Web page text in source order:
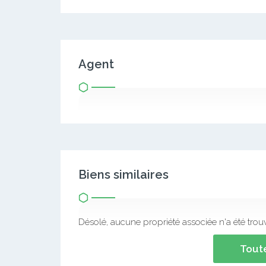
Agent
Biens similaires
Désolé, aucune propriété associée n'a été